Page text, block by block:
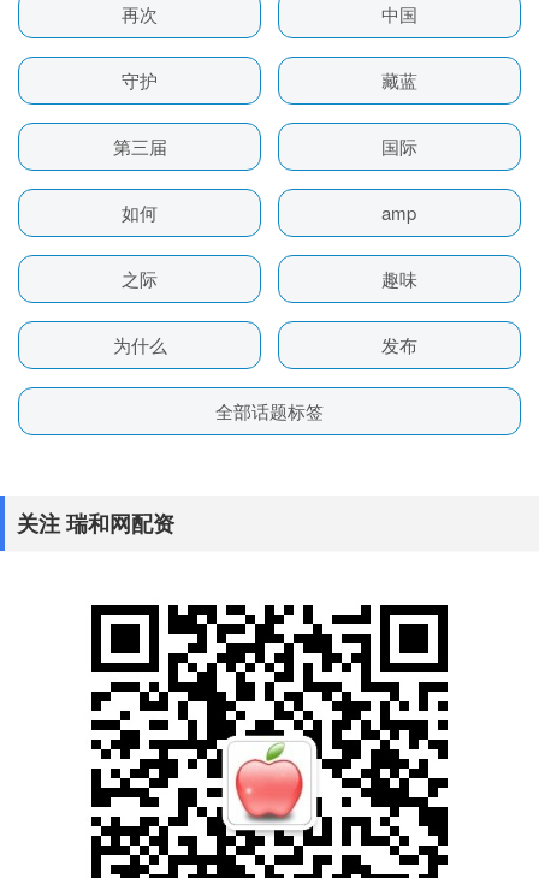
再次 中国
守护 藏蓝
第三届 国际
如何 amp
之际 趣味
为什么 发布
全部话题标签
关注 瑞和网配资